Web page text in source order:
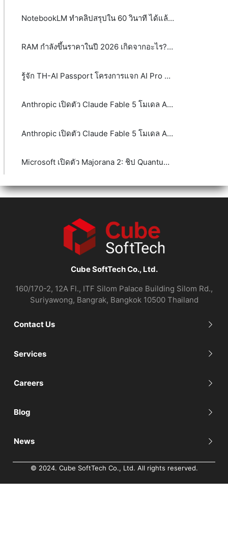
NotebookLM ทำคลิปสรุปใน 60 วินาที ได้แล้ว! รู้จัก Video Overviews ฟีเจอร์ใหม่จาก Google
RAM กำลังขึ้นราคาในปี 2026 เกิดจากอะไร? และจะส่งผลกระทบต่อผู้บริโภคและธุรกิจอย่างไร
รู้จัก TH-AI Passport โครงการแจก AI Pro ฟรี 5 ล้านสิทธิ์ จุดเปลี่ยนหรือกระแส?
Anthropic เปิดตัว Claude Fable 5 โมเดล AI ระดับ Mythos-class
Anthropic เปิดตัว Claude Fable 5 โมเดล AI ระดับ Mythos-class
Microsoft เปิดตัว Majorana 2: ชิป Quantum รุ่นใหม่ที่อาจพา Quantum Computing เข้าใกล้ความจริงมากขึ้น
Cube SoftTech Co., Ltd.
160/170-2, 12A Fl., ITF Silom Palace Building Silom Rd.,
Suriyawong, Bangrak, Bangkok 10500 Thailand
Contact Us
Services
Careers
Blog
News
© 2024. Cube SoftTech Co., Ltd. All rights reserved.